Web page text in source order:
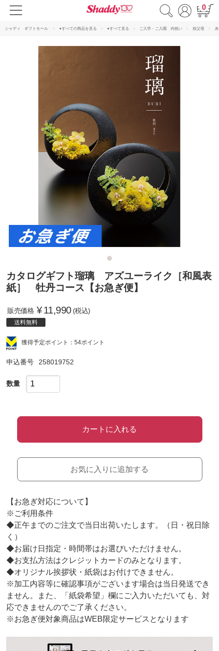
0
シャディ ギフトモール ●すべての商品を見る ●すべて見る ご入学・ご入園 内祝い 祖父母
カタログギフト瑠璃 アズユーライク［和風表
紙］ 牡丹コース【お急ぎ便】
販売価格 ¥11,990 (税込)
送料無料
獲得予定ポイント：54ポイント
申込番号 258019752
数量
カートに入れる
お気に入りに追加する
【お急ぎ対応について】
※ご利用条件
◆正午までのご注文で当日出荷いたします。（日・祝日除
く）
◆お届け日指定・時間帯はお選びいただけません。
◆お支払方法はクレジットカードのみとなります。
◆オリジナル挨拶状・紙袋はお付けできません。
※加工内容等に確認事項がございます場合は当日発送でき
ません。また、「紙袋希望」欄にご入力いただいても、対
応できませんのでご了承ください。
※お急ぎ便対象商品はWEB限定サービスとなります